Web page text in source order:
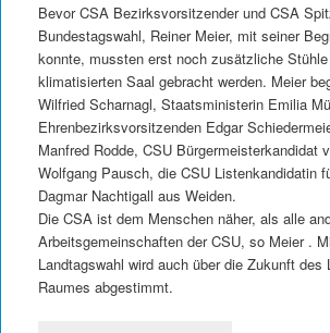
Bevor CSA Bezirksvorsitzender und CSA
Bundestagswahl, Reiner Meier, mit seiner
konnte, mussten erst noch zusätzliche
klimatisierten Saal gebracht werden. Meier
Wilfried Scharnagl, Staatsministerin Emilia
Ehrenbezirksvorsitzenden Edgar
Manfred Rodde, CSU Bürgermeisterkandidat
Wolfgang Pausch, die CSU Listenkandidatin
Dagmar Nachtigall aus Weiden.
Die CSA ist dem Menschen näher, als alle
Arbeitsgemeinschaften der CSU, so Meier .
Landtagswahl wird auch über die Zukunft des
Raumes abgestimmt.